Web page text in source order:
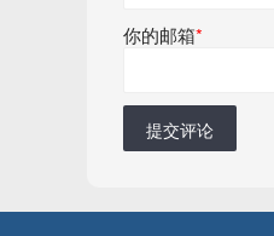
你的邮箱*
提交评论